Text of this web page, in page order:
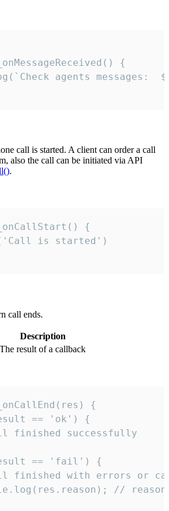
{
call is started. A client can order a call
also the call can be initiated via API
.
{
is started')
call ends.
Description
The result of a callback
{
== 'ok') {
finished successfully
== 'fail') {
finished with errors or
//